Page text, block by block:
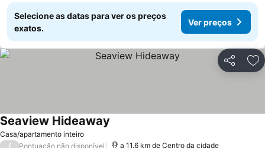
Selecione as datas para ver os preços
exatos.
Ver preços
Partilhar
Casa/apartamento inteiro
Seaview Hideaway
/ Pontuação não disponível a 11.6 km de Centro da cidade